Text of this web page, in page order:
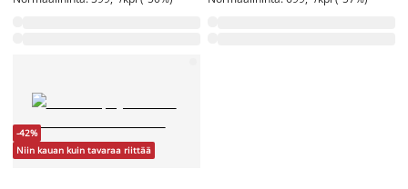
-42%
Niin kauan kuin tavaraa riittää